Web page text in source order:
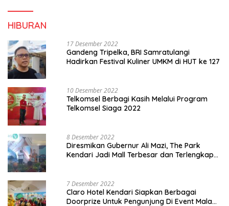
HIBURAN
17 Desember 2022
Gandeng Tripelka, BRI Samratulangi
Hadirkan Festival Kuliner UMKM di HUT ke 127
10 Desember 2022
Telkomsel Berbagi Kasih Melalui Program
Telkomsel Siaga 2022
8 Desember 2022
Diresmikan Gubernur Ali Mazi, The Park
Kendari Jadi Mall Terbesar dan Terlengkap
7 Desember 2022
Claro Hotel Kendari Siapkan Berbagai
Doorprize Untuk Pengunjung Di Event Malam